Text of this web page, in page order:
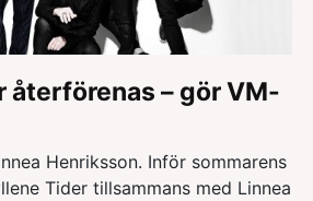
återförenas – gör VM-
Henriksson. Inför sommarens
Tider tillsammans med Linnea